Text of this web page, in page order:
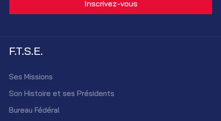
F.T.S.E.
Ses Missions
Son Histoire et ses Présidents
Bureau Fédéral